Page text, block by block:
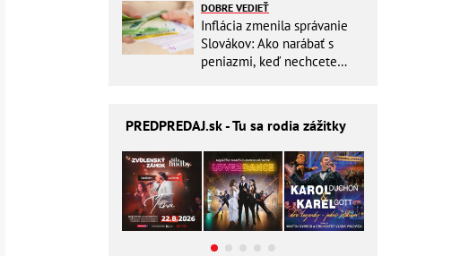
DOBRE VEDIEŤ
Inflácia zmenila správanie
Slovákov: Ako narábať s
peniazmi, keď nechcete
PREDPREDAJ.sk - Tu sa rodia zážitky